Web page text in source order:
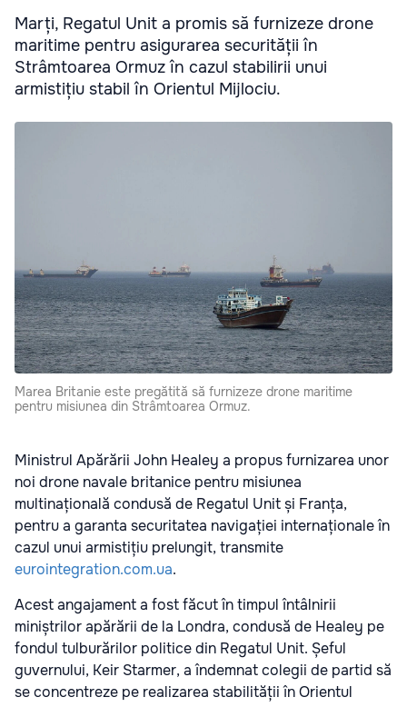
Marți, Regatul Unit a promis să furnizeze drone
maritime pentru asigurarea securității în
Strâmtoarea Ormuz în cazul stabilirii unui
armistițiu stabil în Orientul Mijlociu.
Marea Britanie este pregătită să furnizeze drone maritime
pentru misiunea din Strâmtoarea Ormuz.
Ministrul Apărării John Healey a propus furnizarea unor
noi drone navale britanice pentru misiunea
multinațională condusă de Regatul Unit și Franța,
pentru a garanta securitatea navigației internaționale în
cazul unui armistițiu prelungit, transmite
eurointegration.com.ua.
Acest angajament a fost făcut în timpul întâlnirii
miniștrilor apărării de la Londra, condusă de Healey pe
fondul tulburărilor politice din Regatul Unit. Șeful
guvernului, Keir Starmer, a îndemnat colegii de partid să
se concentreze pe realizarea stabilității în Orientul